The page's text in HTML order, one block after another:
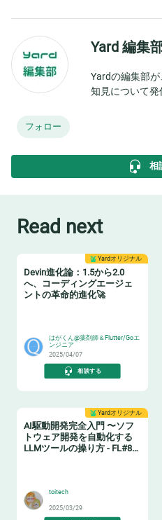
Yard 編集
Yardの編集部
知見について発
フォロー
相
Read next
Yardオリジナル
Devin進化論：1.5から2.0
へ、コーディングエージェ
ントの革命的進化🚀
はがくん@薬剤師＆Flutter/Goエ
ンジニア
2025/04/07
相談する
Yardオリジナル
AI駆動開発完全入門 〜ソフ
トウェア開発を自動化する
LLMツールの操り方 - FL#87
toitech
2025/03/29